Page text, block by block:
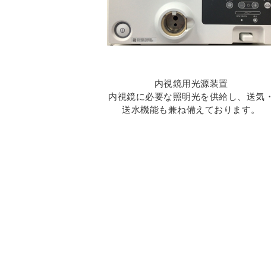
内視鏡用光源装置
内視鏡に必要な照明光を供給し、送気・
送水機能も兼ね備えております。